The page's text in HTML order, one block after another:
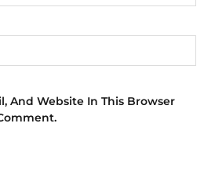
And Website In This Browser